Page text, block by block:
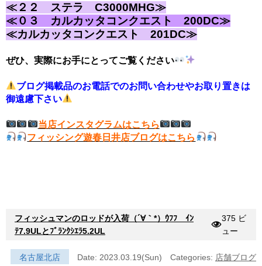
≪２２ ステラ C3000MHG≫
≪０３ カルカッタコンクエスト 200DC≫
≪カルカッタコンクエスト 201DC≫
ぜひ、実際にお手にとってご覧ください
ブログ掲載品のお電話でのお問い合わせやお取り置きは
御遠慮下さい
当店インスタグラムはこちら
フィッシング遊春日井店ブログはこちら
フィッシュマンのロッドが入荷（´∀｀*）ｳﾌﾌ ｲﾝ
ﾃ7.9ULとﾌﾞﾗﾝｸｼｴﾗ5.2UL
375 ビ
ュー
名古屋北店 Date: 2023.03.19(Sun) Categories: 店舗ブログ